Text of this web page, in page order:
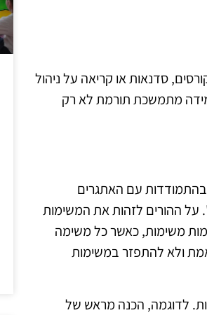
סדנאות או קריאה על ניהול
מתמשכת תורמת לא רק
בהתמודדות עם האתגרים
על ההורים לזהות את המשימות
משימות, כאשר כל משימה
ולא להתפזר במשימות
לדוגמה, הכנה מראש של